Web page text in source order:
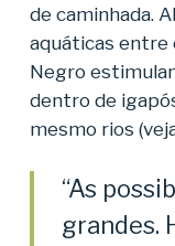
de caminhada.
aquáticas entre
Negro
dentro de
mesmo rios
“As
grandes.